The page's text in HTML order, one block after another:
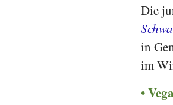
Die
in
im